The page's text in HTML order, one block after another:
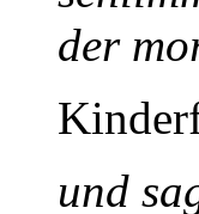
der
und